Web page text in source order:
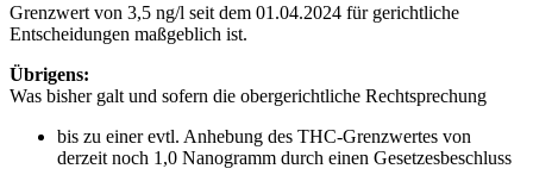
Grenzwert von 3,5 ng/l seit dem 01.04.2024 für gerichtliche
Entscheidungen maßgeblich ist.
Übrigens:
Was bisher galt und sofern die obergerichtliche Rechtsprechung
bis zu einer evtl. Anhebung des THC-Grenzwertes von
derzeit noch 1,0 Nanogramm durch einen Gesetzesbeschluss